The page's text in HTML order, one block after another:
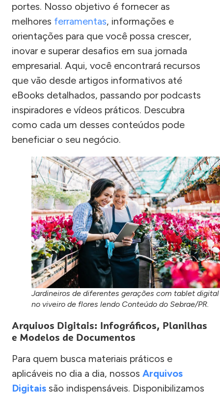
portes. Nosso objetivo é fornecer as
melhores ferramentas, informações e
orientações para que você possa crescer,
inovar e superar desafios em sua jornada
empresarial. Aqui, você encontrará recursos
que vão desde artigos informativos até
eBooks detalhados, passando por podcasts
inspiradores e vídeos práticos. Descubra
como cada um desses conteúdos pode
beneficiar o seu negócio.
Jardineiros de diferentes gerações com tablet digital
no viveiro de flores lendo Conteúdo do Sebrae/PR.
Arquivos Digitais: Infográficos, Planilhas
e Modelos de Documentos
Para quem busca materiais práticos e
aplicáveis no dia a dia, nossos Arquivos
Digitais são indispensáveis. Disponibilizamos